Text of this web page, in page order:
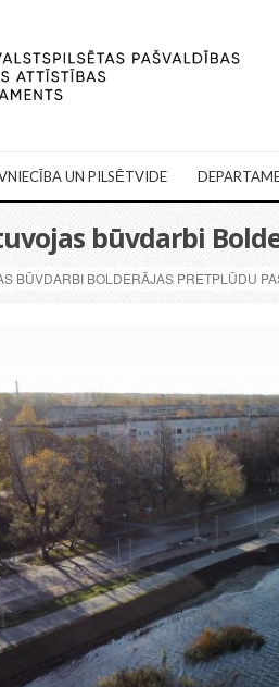
UN PILSĒTVIDE
būvdarbi
BŪVDARBI BOLDERĀJAS PRETPLŪDU